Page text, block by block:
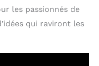
les passionnés de
qui raviront les